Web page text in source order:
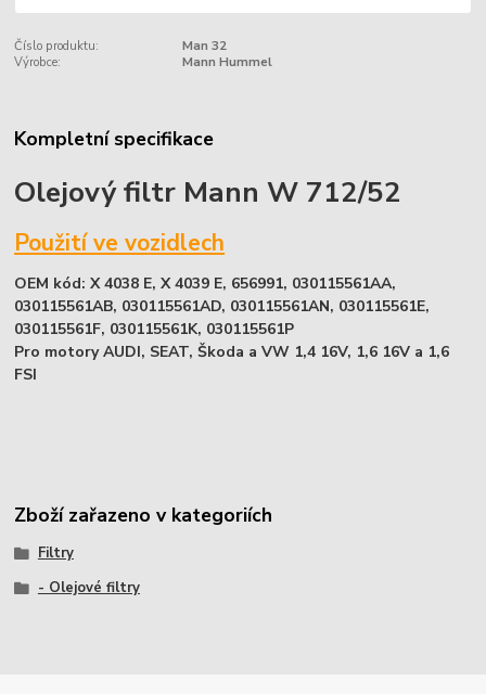
Číslo produktu:
Man 32
Výrobce:
Mann Hummel
Kompletní specifikace
Olejový filtr Mann W 712/52
Použití ve vozidlech
OEM kód: X 4038 E, X 4039 E, 656991, 030115561AA,
030115561AB, 030115561AD, 030115561AN, 030115561E,
030115561F, 030115561K, 030115561P
Pro motory AUDI, SEAT, Škoda a VW 1,4 16V, 1,6 16V a 1,6
FSI
Zboží zařazeno v kategoriích
Filtry
- Olejové filtry